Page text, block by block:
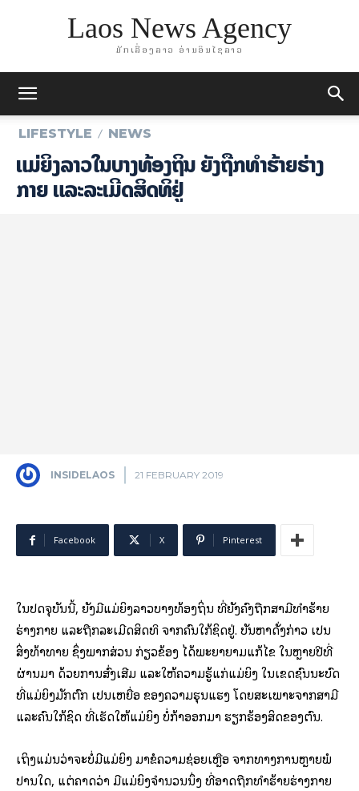
Laos News Agency
ມັກເລື່ອງລາວ ອ່ານອິນໄຊລາວ
LIFESTYLE NEWS
​ແມ່​ຍິງ​ລາວ​ໃນ​ບາງ​​ທ້ອງ​ຖິ່ນ ຍັງ​ຖືກ​ທຳ​ຮ້າຍ​ຮ່າ​ງ
ກາຍ ແລະ​ລະ​ເມີດ​ສິດ​ທິ​ຢູ່
INSIDELAOS 21 FEBRUARY 2019
Facebook X Pinterest
ໃນ​ປັດ​ຈຸ​ບັນ​ນີ້, ຍັງ​ມີແມ່ຍິງລາວ​ບາງ​ທ້ອງ​ຖິ່ນ ​ທີ່ຍັງຄົງຖືກສາມີທຳຮ້າຍ
ຮ່າງກາຍ ແລະຖືກລະເມີດສິດທິ ຈາກຄົນໃກ້ຊິດຢູ່. ບັນຫາດັ່ງກ່າວ ເປັນ
ສິ່ງທ້າທາຍ ຊຶ່ງພາກສ່ວນ ກ່ຽວຂ້ອງ ໄດ້ພະຍາຍາມແກ້ໄຂ ໃນຫຼາຍປີທີ່
ຜ່ານມາ ດ້ວຍການສົ່ງເສີມ ແລະໃຫ້ຄວາມຮູ້ແກ່ແມ່ຍິງ ໃນເຂດຊົນນະບົດ
ທີ່ແມ່ຍິງມັກຕົກ ເປັນເຫຍື່ອ ຂອງຄວາມຮຸນແຮງ ໂດຍສະເພາະຈາກສາມີ
ແລະຄົນໃກ້ຊິດ ທີ່ເຮັດໃຫ້ແມ່ຍິງ ບໍ່ກ້າອອກມາ ຮຽກຮ້ອງສິດຂອງຕົນ.
ເຖິງແມ່ນວ່າຈະບໍ່ມີແມ່ຍິງ ມາຂໍຄວາມຊ່ອຍເຫຼືອ ຈາກທາງການຫຼາຍພໍ
ປານໃດ, ແຕ່ຄາດວ່າ ມີແມ່ຍິງຈຳນວນນຶ່ງ ທີ່ອາດຖືກທຳຮ້າຍຮ່າງກາຍ